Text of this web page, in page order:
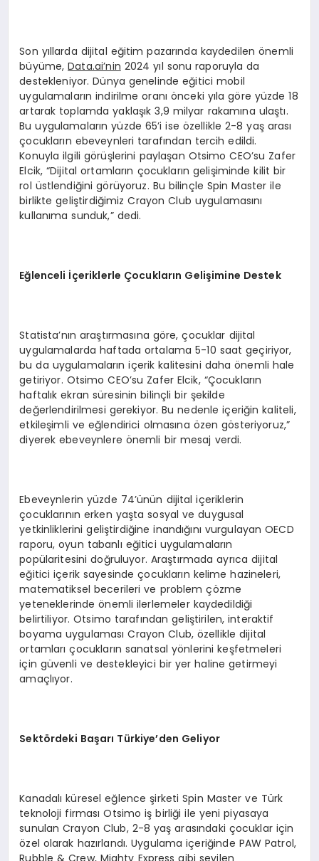
Son yıllarda dijital eğitim pazarında kaydedilen önemli
büyüme,Data.ai’nin 2024 yıl sonu raporuyla da
destekleniyor. Dünya genelinde eğitici mobil
uygulamaların indirilme oranı önceki yıla göre yüzde 18
artarak toplamda yaklaşık 3,9 milyar rakamına ulaştı.
Bu uygulamaların yüzde 65’i ise özellikle 2-8 yaş arası
çocukların ebeveynleri tarafından tercih edildi.
Konuyla ilgili görüşlerini paylaşan Otsimo CEO’su Zafer
Elcik, “Dijital ortamların çocukların gelişiminde kilit bir
rol üstlendiğini görüyoruz. Bu bilinçle Spin Master ile
birlikte geliştirdiğimiz Crayon Club uygulamasını
kullanıma sunduk,” dedi.
Eğlenceli İçeriklerle Çocukların Gelişimine Destek
Statista’nın araştırmasına göre, çocuklar dijital
uygulamalarda haftada ortalama 5-10 saat geçiriyor,
bu da uygulamaların içerik kalitesini daha önemli hale
getiriyor. Otsimo CEO’su Zafer Elcik, “Çocukların
haftalık ekran süresinin bilinçli bir şekilde
değerlendirilmesi gerekiyor. Bu nedenle içeriğin kaliteli,
etkileşimli ve eğlendirici olmasına özen gösteriyoruz,”
diyerek ebeveynlere önemli bir mesaj verdi.
Ebeveynlerin yüzde 74’ünün dijital içeriklerin
çocuklarının erken yaşta sosyal ve duygusal
yetkinliklerini geliştirdiğine inandığını vurgulayan OECD
raporu, oyun tabanlı eğitici uygulamaların
popülaritesini doğruluyor. Araştırmada ayrıca dijital
eğitici içerik sayesinde çocukların kelime hazineleri,
matematiksel becerileri ve problem çözme
yeteneklerinde önemli ilerlemeler kaydedildiği
belirtiliyor. Otsimo tarafından geliştirilen, interaktif
boyama uygulaması Crayon Club, özellikle dijital
ortamları çocukların sanatsal yönlerini keşfetmeleri
için güvenli ve destekleyici bir yer haline getirmeyi
amaçlıyor.
Sektördeki Başarı Türkiye’den Geliyor
Kanadalı küresel eğlence şirketi Spin Master ve Türk
teknoloji firması Otsimo iş birliği ile yeni piyasaya
sunulan Crayon Club, 2-8 yaş arasındaki çocuklar için
özel olarak hazırlandı. Uygulama içeriğinde PAW Patrol,